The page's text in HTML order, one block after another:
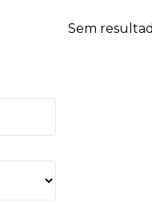
Sem